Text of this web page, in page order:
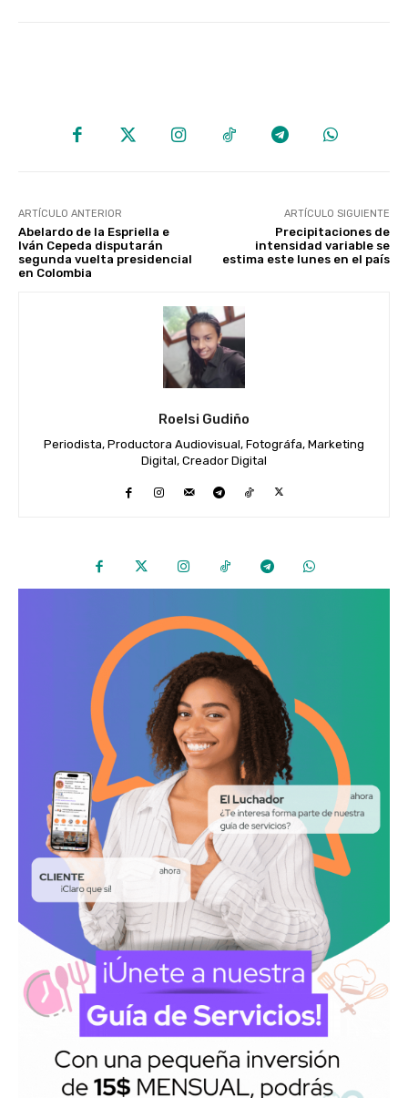
ARTÍCULO ANTERIOR
Abelardo de la Espriella e
Iván Cepeda disputarán
segunda vuelta presidencial
en Colombia
ARTÍCULO SIGUIENTE
Precipitaciones de
intensidad variable se
estima este lunes en el país
Roelsi Gudiño
Periodista, Productora Audiovisual, Fotográfa, Marketing
Digital, Creador Digital